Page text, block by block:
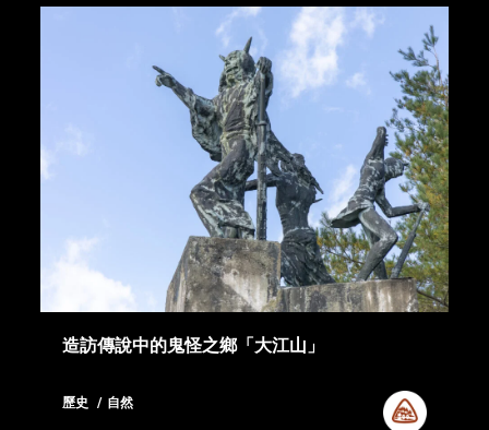
造訪傳說中的鬼怪之鄉「大江山」
歷史 自然